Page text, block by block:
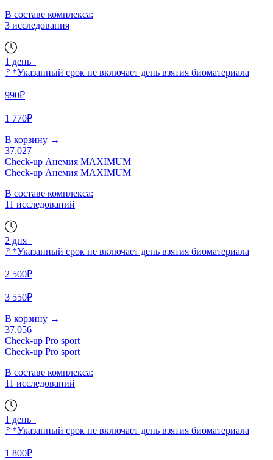
В составе комплекса:
3 исследования
1 день
? *Указанный срок не включает день взятия биоматериала
990₽
1 770₽
В корзину →
37.027
Check-up Анемия MAXIMUM
Check-up Анемия MAXIMUM
В составе комплекса:
11 исследований
2 дня
? *Указанный срок не включает день взятия биоматериала
2 500₽
3 550₽
В корзину →
37.056
Check-up Pro sport
Check-up Pro sport
В составе комплекса:
11 исследований
1 день
? *Указанный срок не включает день взятия биоматериала
1 800₽